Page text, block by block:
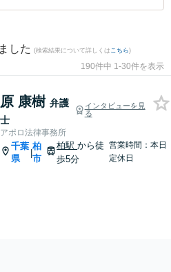
した (検索結果について詳しくは こちら)
190件中 1-30件を表示
原 康樹 弁護
士
インタビューを見
る
アポロ法律事務所
千葉
県
|
柏
市
柏駅から徒
歩5分
営業時間：本日
定休日